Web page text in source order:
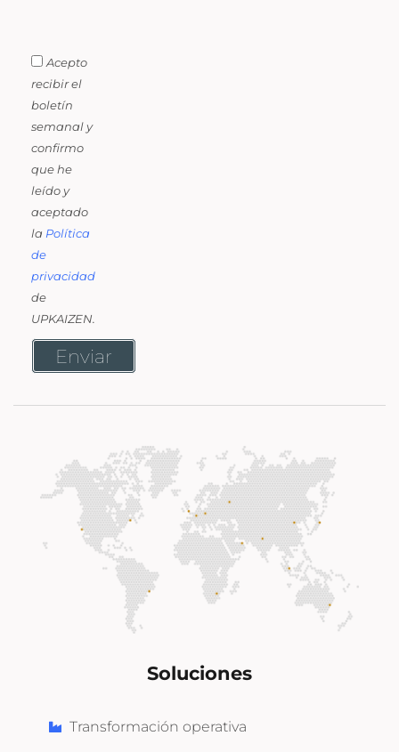
Acepto
recibir el
boletín
semanal y
confirmo
que he
leído y
aceptado
la Política
de
privacidad
de
UPKAIZEN.
Enviar
Soluciones
Transformación operativa